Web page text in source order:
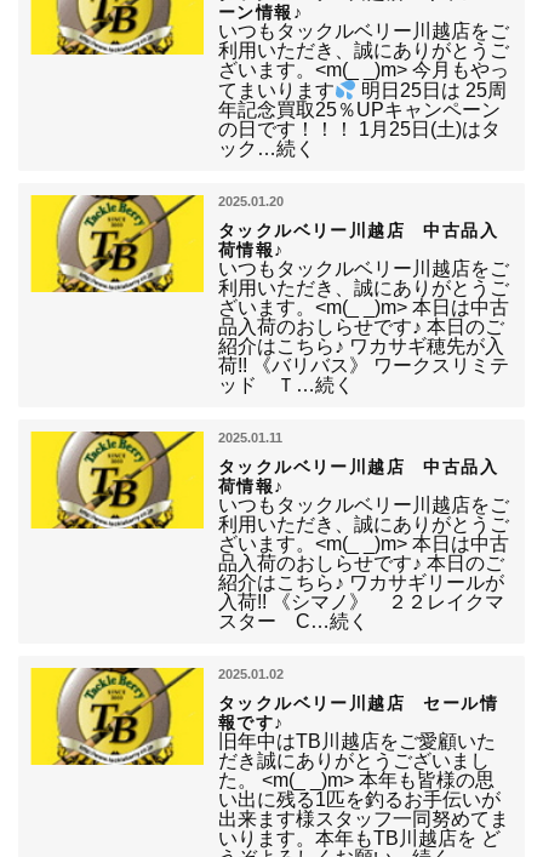
ーン情報♪
いつもタックルベリー川越店をご
利用いただき、誠にありがとうご
ざいます。<m(_ _)m> 今月もやっ
てまいります
明日25日は 25周
年記念買取25％UPキャンペーン
の日です！！！ 1月25日(土)はタ
ック…続く
2025.01.20
タックルベリー川越店 中古品入
荷情報♪
いつもタックルベリー川越店をご
利用いただき、誠にありがとうご
ざいます。<m(_ _)m> 本日は中古
品入荷のおしらせです♪ 本日のご
紹介はこちら♪ ワカサギ穂先が入
荷!! 《バリバス》 ワークスリミテ
ッド Ｔ…続く
2025.01.11
タックルベリー川越店 中古品入
荷情報♪
いつもタックルベリー川越店をご
利用いただき、誠にありがとうご
ざいます。<m(_ _)m> 本日は中古
品入荷のおしらせです♪ 本日のご
紹介はこちら♪ ワカサギリールが
入荷!! 《シマノ》 ２２レイクマ
スター C…続く
2025.01.02
タックルベリー川越店 セール情
報です♪
旧年中はTB川越店をご愛顧いた
だき誠にありがとうございまし
た。 <m(_ _)m> 本年も皆様の思
い出に残る1匹を釣るお手伝いが
出来ます様スタッフ一同努めてま
いります。本年もTB川越店を ど